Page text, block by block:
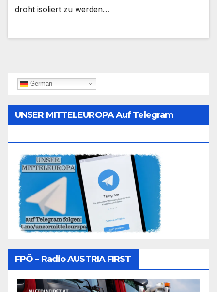
droht isoliert zu werden…
German
UNSER MITTELEUROPA Auf Telegram
FPÖ – Radio AUSTRIA FIRST